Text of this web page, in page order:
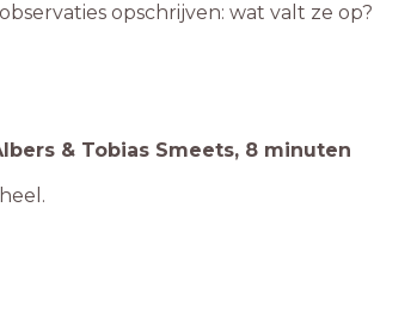
opschrijven: wat valt ze op?
& Tobias Smeets, 8 minuten